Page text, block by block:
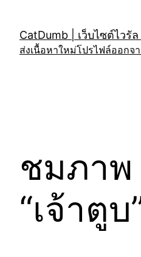
content
CatDumb | เว็บไซต์ไวรั
ส่งเนื้อหาใหม่โปรไฟล์ออกจ
ชมภาพ
“เจ้าตู